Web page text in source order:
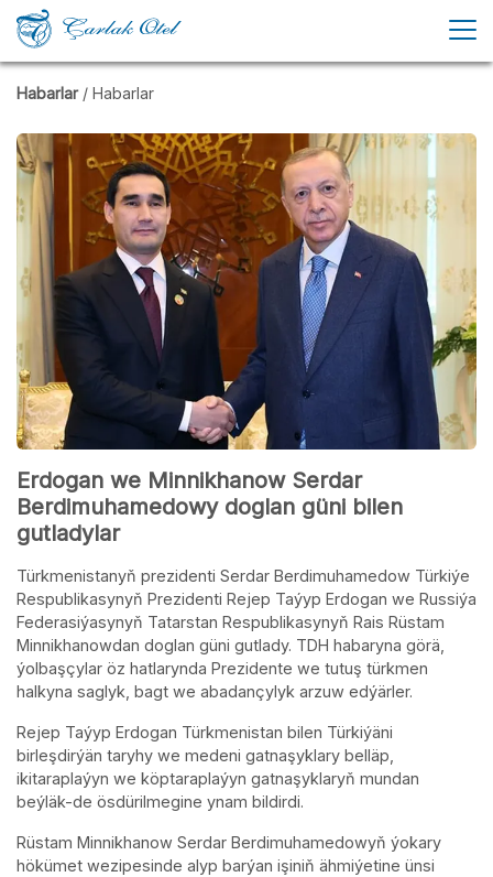
Habarlar / Habarlar
Erdogan we Minnikhanow Serdar
Berdimuhamedowy doglan güni bilen
gutladylar
Türkmenistanyň prezidenti Serdar Berdimuhamedow Türkiýe
Respublikasynyň Prezidenti Rejep Taýyp Erdogan we Russiýa
Federasiýasynyň Tatarstan Respublikasynyň Rais Rüstam
Minnikhanowdan doglan güni gutlady. TDH habaryna görä,
ýolbaşçylar öz hatlarynda Prezidente we tutuş türkmen
halkyna saglyk, bagt we abadançylyk arzuw edýärler.
Rejep Taýyp Erdogan Türkmenistan bilen Türkiýäni
birleşdirýän taryhy we medeni gatnaşyklary belläp,
ikitaraplaýyn we köptaraplaýyn gatnaşyklaryň mundan
beýläk-de ösdürilmegine ynam bildirdi.
Rüstam Minnikhanow Serdar Berdimuhamedowyň ýokary
hökümet wezipesinde alyp barýan işiniň ähmiýetine ünsi